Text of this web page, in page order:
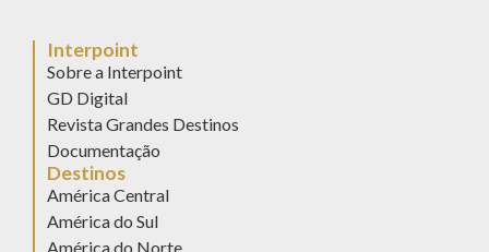
Interpoint
Sobre a Interpoint
GD Digital
Revista Grandes Destinos
Documentação
Destinos
América Central
América do Sul
América do Norte